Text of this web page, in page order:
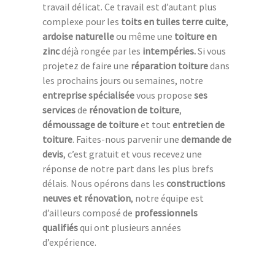
travail délicat. Ce travail est d’autant plus
complexe pour les toits en tuiles terre cuite,
ardoise naturelleou même une toiture en
zincdéjà rongée par les intempéries.Si vous
projetez de faire une réparation toituredans
les prochains jours ou semaines, notre
entreprise spécialiséevous propose ses
servicesde rénovation de toiture,
démoussage de toitureet tout entretien de
toiture. Faites-nous parvenir une demande de
devis, c’est gratuit et vous recevez une
réponse de notre part dans les plus brefs
délais. Nous opérons dans les constructions
neuves et rénovation, notre équipe est
d’ailleurs composé de professionnels
qualifiésqui ont plusieurs années
d’expérience.